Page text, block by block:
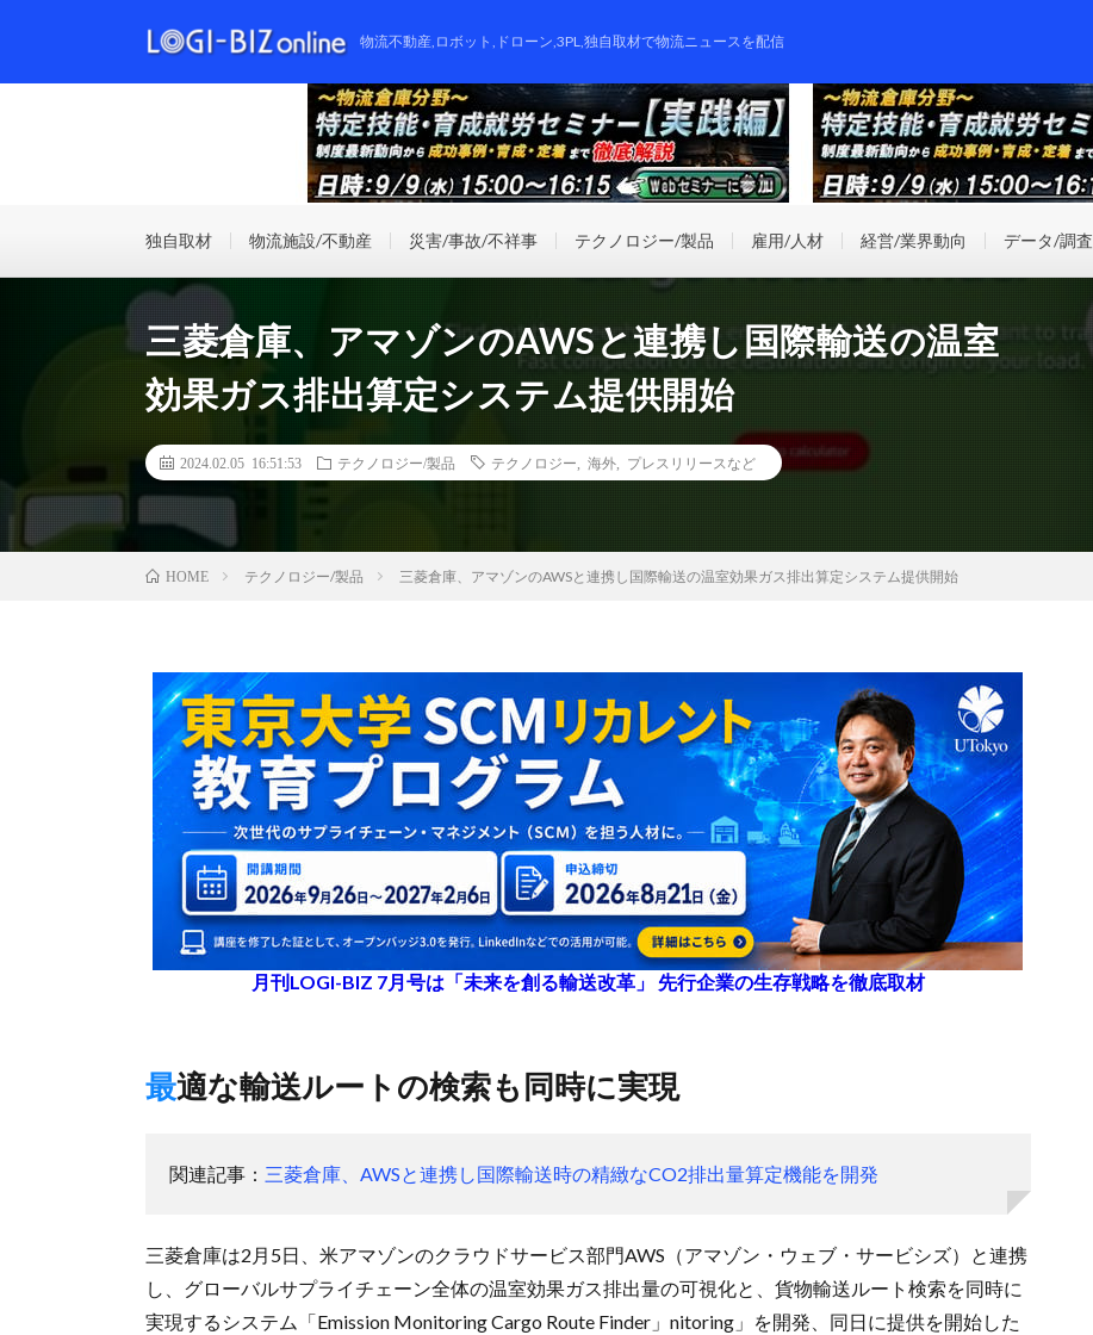
物流不動産,ロボット,ドローン,3PL,独自取材で物流ニュースを配信
独自取材 物流施設/不動産 災害/事故/不祥事 テクノロジー/製品 雇用/人材 経営/業界動向 データ/調査
三菱倉庫、アマゾンのAWSと連携し国際輸送の温室
効果ガス排出算定システム提供開始
2024.02.05 16:51:53 テクノロジー/製品 テクノロジー 海外 プレスリリースなど
HOME テクノロジー/製品 三菱倉庫、アマゾンのAWSと連携し国際輸送の温室効果ガス排出算定システム提供開始
月刊LOGI-BIZ 7月号は「未来を創る輸送改革」 先行企業の生存戦略を徹底取材
最適な輸送ルートの検索も同時に実現
関連記事： 三菱倉庫、AWSと連携し国際輸送時の精緻なCO2排出量算定機能を開発
三菱倉庫は2月5日、米アマゾンのクラウドサービス部門AWS（アマゾン・ウェブ・サービシズ）と連携
し、グローバルサプライチェーン全体の温室効果ガス排出量の可視化と、貨物輸送ルート検索を同時に
実現するシステム「Emission Monitoring Cargo Route Finder」nitoring」を開発、同日に提供を開始した